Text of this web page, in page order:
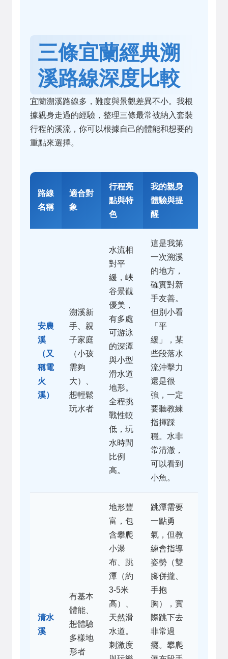
三條宜蘭經典溯
溪路線深度比較
宜蘭溯溪路線多，難度與景觀差異不小。我根
據親身走過的經驗，整理三條最常被納入套裝
行程的溪流，你可以根據自己的體能和想要的
重點來選擇。
路線
名稱
適合對
象
行程亮
點與特
色
我的親身
體驗與提
醒
安農
溪
（又
稱電
火
溪）
溯溪新
手、親
子家庭
（小孩
需夠
大）、
想輕鬆
玩水者
水流相
對平
緩，峽
谷景觀
優美，
有多處
可游泳
的深潭
與小型
滑水道
地形。
全程挑
戰性較
低，玩
水時間
比例
高。
這是我第
一次溯溪
的地方，
確實對新
手友善。
但別小看
「平
緩」，某
些段落水
流沖擊力
還是很
強，一定
要聽教練
指揮踩
穩。水非
常清澈，
可以看到
小魚。
清水
溪
有基本
體能、
想體驗
多樣地
形者
地形豐
富，包
含攀爬
小瀑
布、跳
潭（約
3-5米
高）、
天然滑
水道。
刺激度
跳潭需要
一點勇
氣，但教
練會指導
姿勢（雙
腳併攏、
手抱
胸），實
際跳下去
非常過
癮。攀爬